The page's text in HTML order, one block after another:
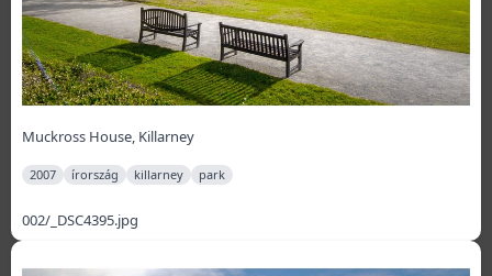
Muckross House, Killarney
2007 írország killarney park
002/_DSC4395.jpg